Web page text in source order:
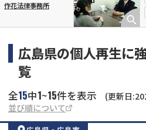
作花法律事務所
広島県の個人再生に
覧
全15中1~15件を表示
(更新日
並び順について